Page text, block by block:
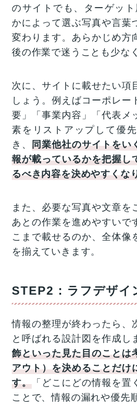
のサイトでも、ターゲッ
かによって選ぶ写真や言葉
変わります。あらかじめ方
後の作業で迷うことも少な
次に、サイトに載せたい項
しょう。例えばコーポレー
要」「事業内容」「代表メ
素をリストアップして優
き、同業他社のサイトをい
報が載っているかを把握し
るべき内容を決めやすくな
また、必要な写真や文章を
あとの作業を進めやすいで
こまで載せるのか、全体像
を揃えていきます。
STEP2：ラフデザイ
情報の整理が終わったら、
と呼ばれる設計図を作成し
飾といった見た目のことは
アウト）を決めることだけ
す。 「どこにどの情報を
ことで、情報の漏れや優先